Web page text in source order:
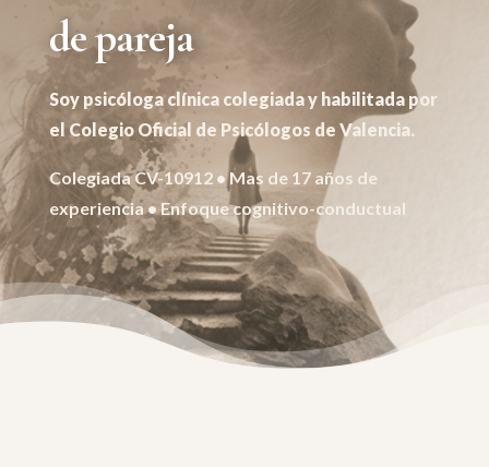
de pareja
Soy psicóloga clínica colegiada y habilitada por
el Colegio Oficial de Psicólogos de Valencia.
Colegiada CV-10912 • Mas de 17 años de
experiencia • Enfoque cognitivo-conductual